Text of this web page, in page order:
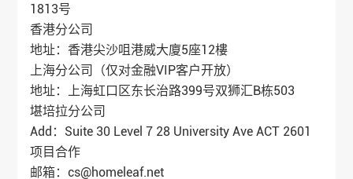
1813号
香港分公司
地址：香港尖沙咀港威大廈5座12樓
上海分公司（仅对金融VIP客户开放）
地址：上海虹口区东长治路399号双狮汇B栋503
堪培拉分公司
Add：Suite 30 Level 7 28 University Ave ACT 2601
项目合作
邮箱：cs@homeleaf.net